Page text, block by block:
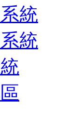
統
統